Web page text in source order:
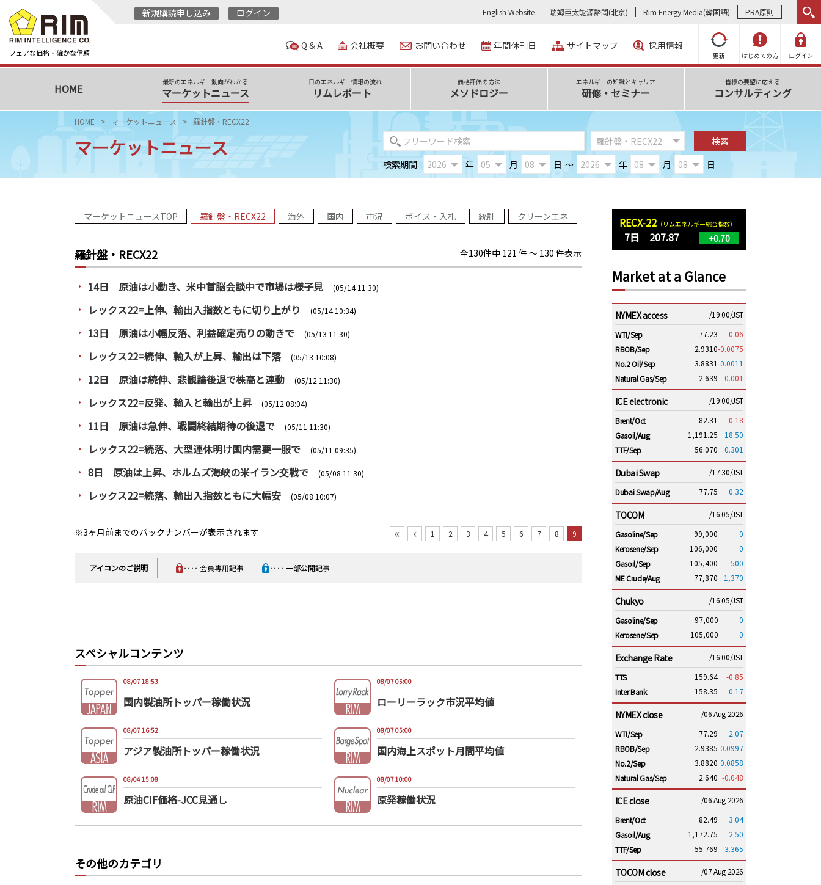
フェアな価格・確かな信頼
新規購読申し込み ログイン English Website 瑞姆亜太能源諮問(北京) Rim Energy Media(韓国語) PRA原則
更新 はじめての方 ログイン
Q & A 会社概要 お問い合わせ 年間休刊日 サイトマップ 採用情報
HOME 最新のエネルギー動向がわかる
マーケットニュース
一日のエネルギー情報の流れ
リムレポート
価格評価の方法
メソドロジー
エネルギーの知識とキャリア
研修・セミナー
皆様の要望に応える
コンサルティング
HOME マーケットニュース 羅針盤・RECX22
マーケットニュース
検索期間 年 月 日 ～ 年 月 日
マーケットニュースTOP 羅針盤・RECX22 海外 国内 市況 ボイス・入札 統計 クリーンエネ
羅針盤・RECX22 全130件中 121 件 ～ 130 件表示
14日 原油は小動き、米中首脳会談中で市場は様子見 (05/14 11:30)
レックス22=上伸、輸出入指数ともに切り上がり (05/14 10:34)
13日 原油は小幅反落、利益確定売りの動きで (05/13 11:30)
レックス22=続伸、輸入が上昇、輸出は下落 (05/13 10:08)
12日 原油は続伸、悲観論後退で株高と連動 (05/12 11:30)
レックス22=反発、輸入と輸出が上昇 (05/12 08:04)
11日 原油は急伸、戦闘終結期待の後退で (05/11 11:30)
レックス22=続落、大型連休明け国内需要一服で (05/11 09:35)
8日 原油は上昇、ホルムズ海峡の米イラン交戦で (05/08 11:30)
レックス22=続落、輸出入指数ともに大幅安 (05/08 10:07)
※3ヶ月前までのバックナンバーが表示されます « ‹ 1 2 3 4 5 6 7 8 9
アイコンのご説明 ‥‥ 会員専用記事 ‥‥ 一部公開記事
スペシャルコンテンツ
08/07 18:53
国内製油所トッパー稼働状況
08/07 05:00
ローリーラック市況平均値
08/07 16:52
アジア製油所トッパー稼働状況
08/07 05:00
国内海上スポット月間平均値
08/04 15:08
原油CIF価格-JCC見通し
08/07 10:00
原発稼働状況
その他のカテゴリ
RECX-22 （リムエネルギー総合指数）
7日 207.87 +0.70
Market at a Glance
NYMEX access
/19:00/JST
WTI/Sep
77.23
-0.06
RBOB/Sep
2.9310-0.0075
No.2 Oil/Sep
3.8831 0.0011
Natural Gas/Sep
2.639 -0.001
ICE electronic
/19:00/JST
Brent/Oct
82.31
-0.18
Gasoil/Aug
1,191.25
18.50
TTF/Sep
56.070 0.301
Dubai Swap
/17:30/JST
Dubai Swap/Aug
77.75 0.32
TOCOM
/16:05/JST
Gasoline/Sep
99,000
0
Kerosene/Sep
106,000
0
Gasoil/Sep
105,400
500
ME Crude/Aug
77,870 1,370
Chukyo
/16:05/JST
Gasoline/Sep
97,000
0
Kerosene/Sep
105,000 0
Exchange Rate
/16:00/JST
TTS
159.64
-0.85
Inter Bank
158.35 0.17
NYMEX close
/06 Aug 2026
WTI/Sep
77.29
2.07
RBOB/Sep
2.9385 0.0997
No.2/Sep
3.8820 0.0858
Natural Gas/Sep
2.640 -0.048
ICE close
/06 Aug 2026
Brent/Oct
82.49
3.04
Gasoil/Aug
1,172.75
2.50
TTF/Sep
55.769 3.365
TOCOM close
/07 Aug 2026